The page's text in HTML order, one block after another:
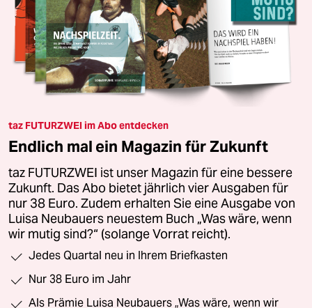
taz FUTURZWEI im Abo entdecken
Endlich mal ein Magazin für Zukunft
taz FUTURZWEI ist unser Magazin für eine bessere
Zukunft. Das Abo bietet jährlich vier Ausgaben für
nur 38 Euro. Zudem erhalten Sie eine Ausgabe von
Luisa Neubauers neuestem Buch „Was wäre, wenn
wir mutig sind?“ (solange Vorrat reicht).
Jedes Quartal neu in Ihrem Briefkasten
Nur 38 Euro im Jahr
Als Prämie Luisa Neubauers „Was wäre, wenn wir